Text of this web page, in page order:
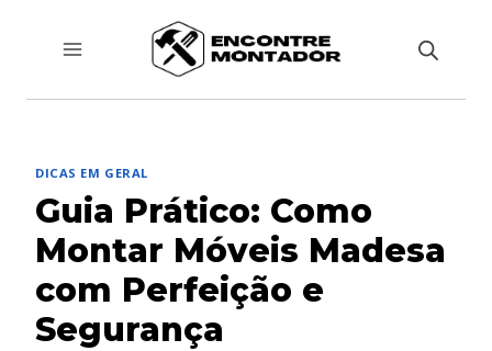
DICAS EM GERAL
Guia Prático: Como
Montar Móveis Madesa
com Perfeição e
Segurança